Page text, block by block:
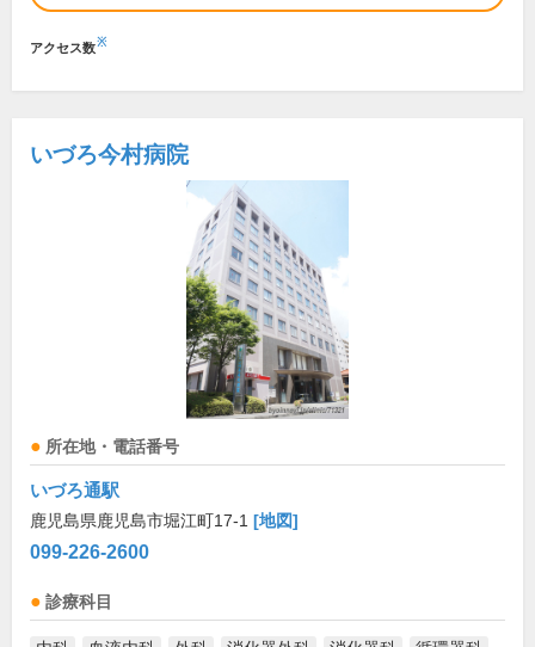
アクセス数※
いづろ今村病院
所在地・電話番号
いづろ通駅
鹿児島県鹿児島市堀江町17-1 [地図]
099-226-2600
診療科目